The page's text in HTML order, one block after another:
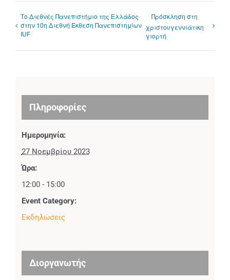
Το Διεθνές Πανεπιστήμιο της Ελλάδος
στην 10η Διεθνή Έκθεση Πανεπιστημίων
IUF
Πρόσκληση στη
χριστουγεννιάτικη
γιορτή
Πληροφορίες
Ημερομηνία:
27 Νοεμβρίου 2023
Ώρα:
12:00 - 15:00
Event Category:
Εκδηλώσεις
Διοργανωτής